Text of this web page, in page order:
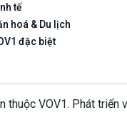
tế
hoá & Du lịch
đặc biệt
thuộc VOV1. Phát triển